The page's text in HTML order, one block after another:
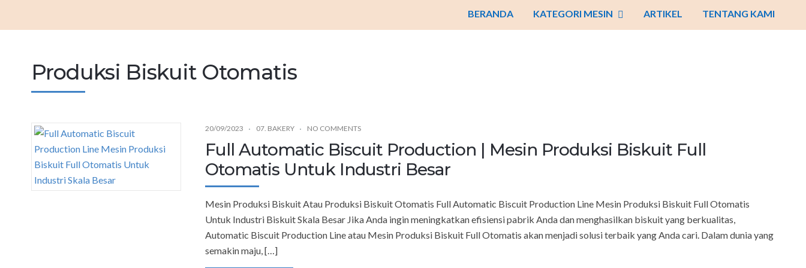
BERANDA KATEGORI MESIN ARTIKEL TENTANG KAMI
Produksi Biskuit Otomatis
20/09/2023 07. BAKERY NO COMMENTS
Full Automatic Biscuit Production | Mesin Produksi Biskuit Full
Otomatis Untuk Industri Besar
Mesin Produksi Biskuit Atau Produksi Biskuit Otomatis Full Automatic Biscuit Production Line Mesin Produksi Biskuit Full Otomatis
Untuk Industri Biskuit Skala Besar Jika Anda ingin meningkatkan efisiensi pabrik Anda dan menghasilkan biskuit yang berkualitas,
Automatic Biscuit Production Line atau Mesin Produksi Biskuit Full Otomatis akan menjadi solusi terbaik yang Anda cari. Dalam dunia yang
semakin maju, […]